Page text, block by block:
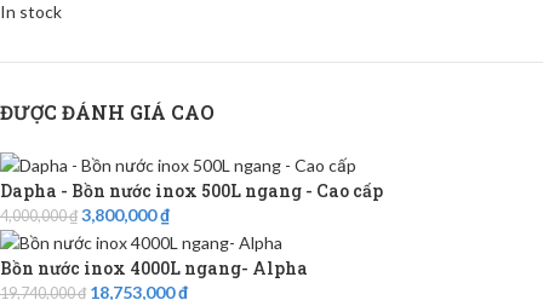
In stock
ĐƯỢC ĐÁNH GIÁ CAO
Dapha - Bồn nước inox 500L ngang - Cao cấp
4,000,000₫ 3,800,000₫
Bồn nước inox 4000L ngang- Alpha
19,740,000₫ 18,753,000₫